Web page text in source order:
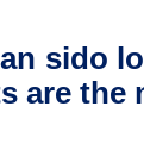
sido
are the